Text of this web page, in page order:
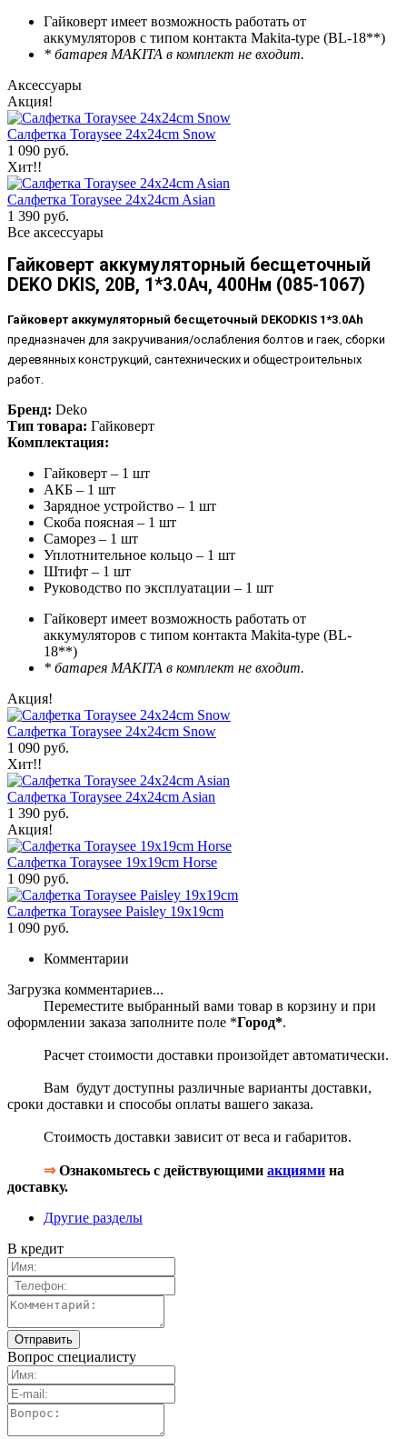
Гайковерт имеет возможность работать от
аккумуляторов с типом контакта Makita-type (BL-18**)
* батарея MAKITA в комплект не входит.
Аксессуары
Акция!
Салфетка Toraysee 24x24cm Snow
1 090 руб.
Хит!!
Салфетка Toraysee 24x24cm Asian
1 390 руб.
Все аксессуары
Гайковерт аккумуляторный бесщеточный
DEKO DKIS, 20В, 1*3.0Ач, 400Нм (085-1067)
Гайковерт аккумуляторный бесщеточный DEKODKIS 1*3.0Ah
предназначен для закручивания/ослабления болтов и гаек, сборки
деревянных конструкций, сантехнических и общестроительных
работ.
Бренд: Deko
Тип товара: Гайковерт
Комплектация:
Гайковерт – 1 шт
АКБ – 1 шт
Зарядное устройство – 1 шт
Скоба поясная – 1 шт
Саморез – 1 шт
Уплотнительное кольцо – 1 шт
Штифт – 1 шт
Руководство по эксплуатации – 1 шт
Гайковерт имеет возможность работать от
аккумуляторов с типом контакта Makita-type (BL-
18**)
* батарея MAKITA в комплект не входит.
Акция!
Салфетка Toraysee 24x24cm Snow
1 090 руб.
Хит!!
Салфетка Toraysee 24x24cm Asian
1 390 руб.
Акция!
Салфетка Toraysee 19x19cm Horse
1 090 руб.
Салфетка Toraysee Paisley 19x19cm
1 090 руб.
Комментарии
Загрузка комментариев...
Переместите выбранный вами товар в корзину и при
оформлении заказа заполните поле *Город*.
Расчет стоимости доставки произойдет автоматически.
Вам будут доступны различные варианты доставки,
сроки доставки и способы оплаты вашего заказа.
Стоимость доставки зависит от веса и габаритов.
⇒Ознакомьтесь с действующими акциями на
доставку.
Другие разделы
В кредит
Вопрос специалисту